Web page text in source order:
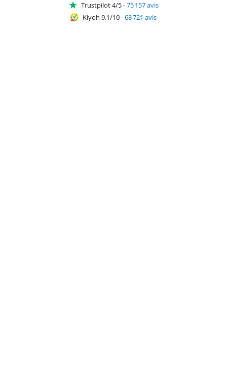
Trustpilot 4/5-75 157 avis
Kiyoh 9.1/10-68 721 avis